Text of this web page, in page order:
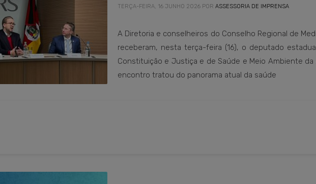
TERÇA-FEIRA, 16 JUNHO 2026 POR ASSESSORIA DE IMPRENSA
A Diretoria e conselheiros do Conselho Regional de
receberam, nesta terça-feira (16), o deputado
Constituição e Justiça e de Saúde e Meio Ambiente da
encontro tratou do panorama atual da saúde